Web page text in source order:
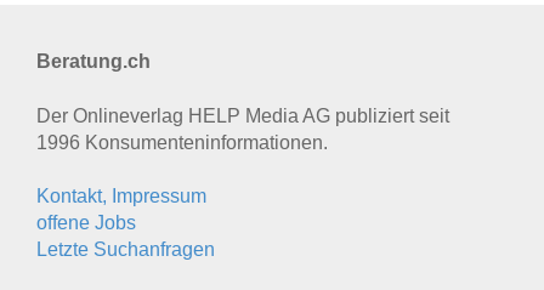
Beratung.ch
Der Onlineverlag HELP Media AG publiziert seit
1996 Konsumenten­informationen.
Kontakt, Impressum
offene Jobs
Letzte Suchanfragen